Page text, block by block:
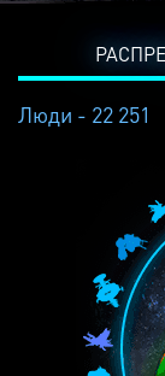
Люди - 22 251